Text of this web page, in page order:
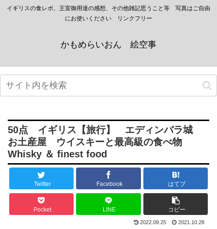
イギリスの食レポ、王室御用達の感想、その他雑記思うこと等 写真はご自由
にお使いください リンクフリー
かもめらいおん 絵空事
50点 イギリス【旅行】 エディンバラ城
お土産屋 ウイスキーと最高級の食べ物
Whisky ＆ finest food
Twitter Facebook はてブ
Pocket LINE コピー
2022.09.25 2021.10.28